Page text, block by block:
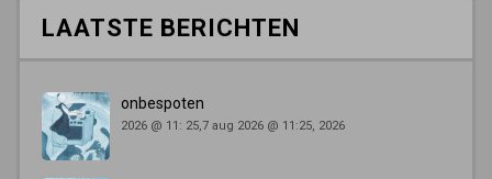
LAATSTE BERICHTEN
onbespoten
2026 @ 11: 25,7 aug 2026 @ 11:25, 2026